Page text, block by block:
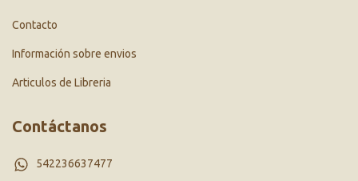
Contacto
Información sobre envios
Articulos de Libreria
Contáctanos
542236637477